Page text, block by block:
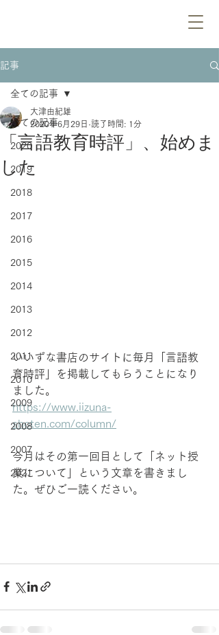
記事
全ての記事
2020
2019
2018
2017
2016
2015
2014
2013
2012
2011
2010
2009
2008
2007
2021
全ての記事
「言語教育時評」、始めま
した
大津由紀雄
2020年6月29日 読了時間: 1分
いいずな書店のサイトに毎月「言語教
育時評」を掲載してもらうことになり
ました。
https://www.iizuna-
shoten.com/column/
今月はその第一回目として「ネット授
業について」という文章を書きまし
た。ぜひご一読ください。